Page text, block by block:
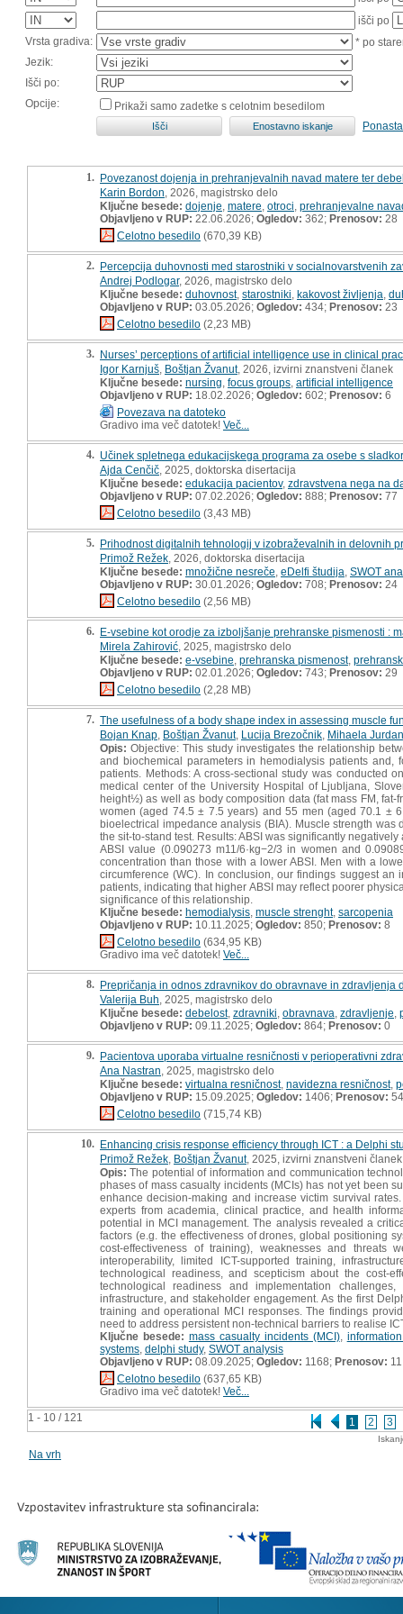
išči po
Vrsta gradiva:
* po
Jezik:
Išči po:
Opcije:
Prikaži samo zadetke s celotnim besedilom
1 - 10 / 121 1 2 3
1. Povezanost dojenja in prehranjevalnih navad matere ter
Karin Bordon , 2026, magistrsko delo
Ključne besede: dojenje matere otroci prehranjevalne
Objavljeno v RUP: 22.06.2026; Ogledov: 362; Prenosov: 28
Celotno besedilo (670,39 KB)
2. Percepcija duhovnosti med starostniki v socialnovarstvenih
Andrej Podlogar, 2026, magistrsko delo
Ključne besede: duhovnost, starostniki kakovost življenja
Objavljeno v RUP: 03.05.2026; Ogledov: 434; Prenosov: 23
Celotno besedilo (2,23 MB)
3. Nurses’ perceptions of artificial intelligence use in clinical
Igor Karnjuš Boštjan Žvanut, 2026, izvirni znanstveni članek
Ključne besede: nursing focus groups artificial intelligence
Objavljeno v RUP: 18.02.2026; Ogledov: 602; Prenosov: 6
Povezava na datoteko
Gradivo ima več datotek! Več...
4. Učinek spletnega edukacijskega programa za osebe s
Ajda Cenčič , 2025, doktorska disertacija
Ključne besede: edukacija pacientov, zdravstvena nega na
Objavljeno v RUP: 07.02.2026; Ogledov: 888; Prenosov: 77
Celotno besedilo (3,43 MB)
5. Prihodnost digitalnih tehnologij v izobraževalnih in delovnih
Primož Režek , 2026, doktorska disertacija
Ključne besede: množične nesreče eDelfi študija SWOT
Objavljeno v RUP: 30.01.2026; Ogledov: 708; Prenosov: 24
Celotno besedilo (2,56 MB)
6. E-vsebine kot orodje za izboljšanje prehranske pismenosti :
Mirela Zahirović , 2025, magistrsko delo
Ključne besede: e-vsebine prehranska pismenost,
Objavljeno v RUP: 02.01.2026; Ogledov: 743; Prenosov: 29
Celotno besedilo (2,28 MB)
7. The usefulness of a body shape index in assessing muscle
Bojan Knap Boštjan Žvanut, Lucija Brezočnik Mihaela
Opis: Objective: This study investigates the relationship
and biochemical parameters in hemodialysis patients
patients. Methods: A cross-sectional study was conducted
medical center of the University Hospital of Ljubljana,
height½) as well as body composition data (fat mass FM,
women (aged 74.5 ± 7.5 years) and 55 men (aged 70.1 ±
bioelectrical impedance analysis (BIA). Muscle strength
the sit-to-stand test. Results: ABSI was significantly
ABSI value (0.090273 m11/6·kg−2/3 in women and
concentration than those with a lower ABSI. Men with a
circumference (WC). In conclusion, our findings suggest
patients, indicating that higher ABSI may reflect poorer
significance of this relationship.
Ključne besede: hemodialysis muscle strenght, sarcopenia
Objavljeno v RUP: 10.11.2025; Ogledov: 850; Prenosov: 8
Celotno besedilo (634,95 KB)
Gradivo ima več datotek! Več...
8. Prepričanja in odnos zdravnikov do obravnave in zdravljenja
Valerija Buh , 2025, magistrsko delo
Ključne besede: debelost, zdravniki obravnava zdravljenje
Objavljeno v RUP: 09.11.2025; Ogledov: 864; Prenosov: 0
9. Pacientova uporaba virtualne resničnosti v perioperativni
Ana Nastran , 2025, magistrsko delo
Ključne besede: virtualna resničnost, navidezna resničnost,
Objavljeno v RUP: 15.09.2025; Ogledov: 1406; Prenosov: 54
Celotno besedilo (715,74 KB)
10. Enhancing crisis response efficiency through ICT : a Delphi
Primož Režek Boštjan Žvanut, 2025, izvirni znanstveni članek
Opis: The potential of information and communication
phases of mass casualty incidents (MCIs) has not yet been
enhance decision-making and increase victim survival
experts from academia, clinical practice, and health
potential in MCI management. The analysis revealed a
factors (e.g. the effectiveness of drones, global positioning
cost-effectiveness of training), weaknesses and
interoperability, limited ICT-supported training,
technological readiness, and scepticism about the cost-
technological readiness and implementation
infrastructure, and stakeholder engagement. As the first
training and operational MCI responses. The findings
need to address persistent non-technical barriers to realise
Ključne besede: mass casualty incidents (MCI),
systems delphi study, SWOT analysis
Objavljeno v RUP: 08.09.2025; Ogledov: 1168; Prenosov: 11
Celotno besedilo (637,65 KB)
Gradivo ima več datotek! Več...
Na vrh